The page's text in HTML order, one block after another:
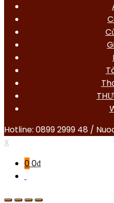
Hotline: 0899 2999 48 /
X
00₫